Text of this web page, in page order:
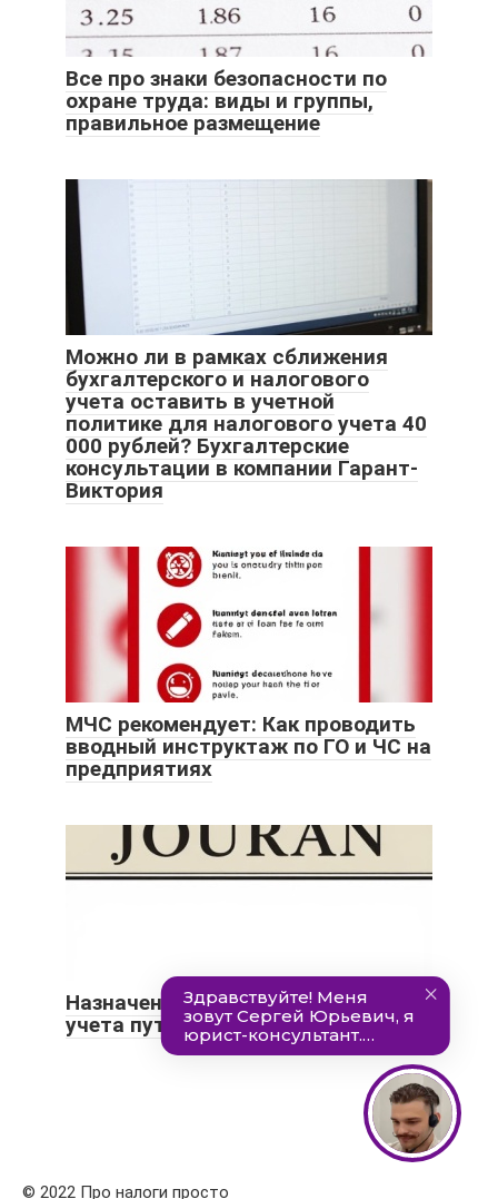
Все про знаки безопасности по
охране труда: виды и группы,
правильное размещение
Можно ли в рамках сближения
бухгалтерского и налогового
учета оставить в учетной
политике для налогового учета 40
000 рублей? Бухгалтерские
консультации в компании Гарант-
Виктория
МЧС рекомендует: Как проводить
вводный инструктаж по ГО и ЧС на
предприятиях
Назначение и заполнение журнала
учета путевых листов по форме 8
© 2022 Про налоги просто